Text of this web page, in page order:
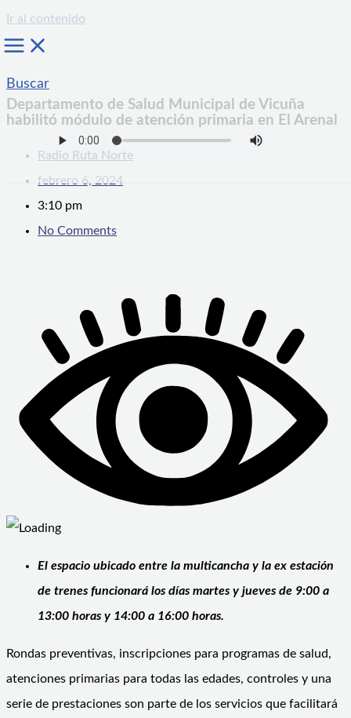
Ir al contenido
Buscar
Departamento de Salud Municipal de Vicuña
habilitó módulo de atención primaria en El Arenal
Radio Ruta Norte
febrero 6, 2024
3:10 pm
No Comments
El espacio ubicado entre la multicancha y la ex estación
de trenes funcionará los días martes y jueves de 9:00 a
13:00 horas y 14:00 a 16:00 horas.
Rondas preventivas, inscripciones para programas de salud,
atenciones primarias para todas las edades, controles y una
serie de prestaciones son parte de los servicios que facilitará